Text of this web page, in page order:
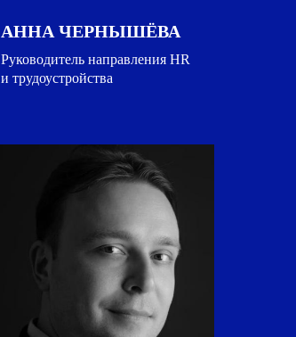
АННА ЧЕРНЫШЁВА
Руководитель направления HR
и трудоустройства